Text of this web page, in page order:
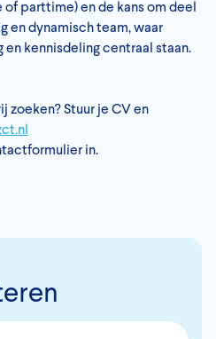
parttime) en de kans om deel
en dynamisch team, waar
kennisdeling centraal staan.
zoeken? Stuur je CV en
in.